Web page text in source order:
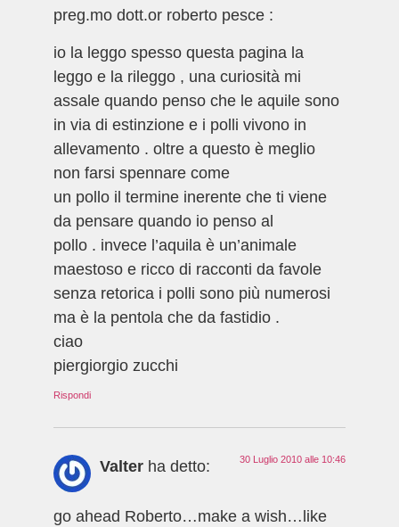
preg.mo dott.or roberto pesce :
io la leggo spesso questa pagina la
leggo e la rileggo , una curiosità mi
assale quando penso che le aquile sono
in via di estinzione e i polli vivono in
allevamento . oltre a questo è meglio
non farsi spennare come
un pollo il termine inerente che ti viene
da pensare quando io penso al
pollo . invece l’aquila è un’animale
maestoso e ricco di racconti da favole
senza retorica i polli sono più numerosi
ma è la pentola che da fastidio .
ciao
piergiorgio zucchi
Rispondi
Valter ha detto: 30 Luglio 2010 alle 10:46
go ahead Roberto…make a wish…like